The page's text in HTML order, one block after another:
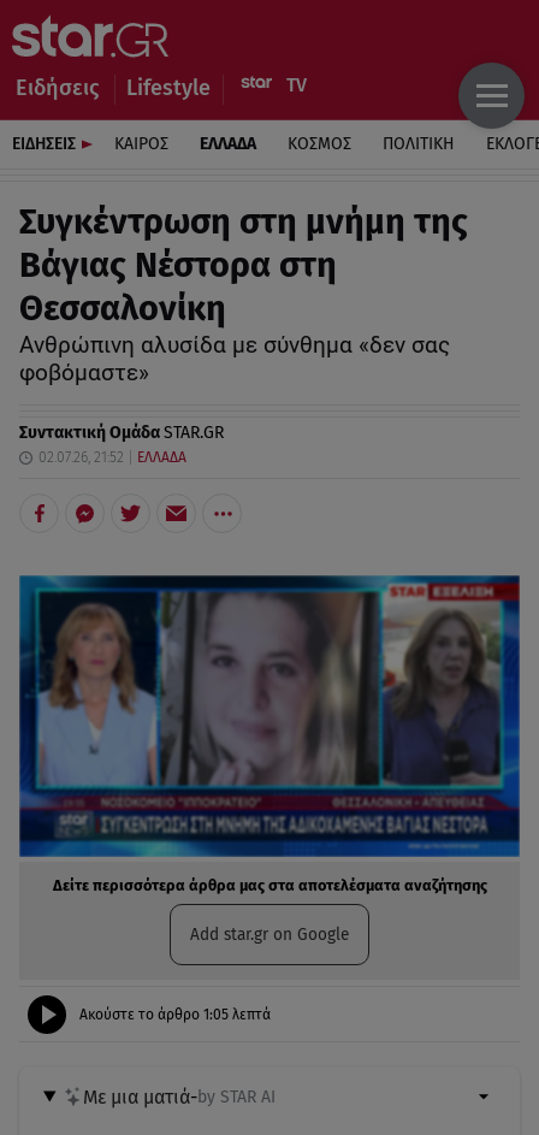
Ειδήσεις Lifestyle
ΕΙΔΗΣΕΙΣ ΚΑΙΡΟΣ ΕΛΛΑΔΑ ΚΟΣΜΟΣ ΠΟΛΙΤΙΚΗ
Συγκέντρωση στη μνήμη της
Βάγιας Νέστορα στη
Θεσσαλονίκη
Ανθρώπινη αλυσίδα με σύνθημα «δεν σας
φοβόμαστε»
Συντακτική ΟμάδαSTAR.GR
02.07.26, 21:52 ΕΛΛΑΔΑ
Δείτε περισσότερα άρθρα μας στα αποτελέσματα αναζήτησης
Add star.gr on Google
Ακούστε το άρθρο 1:05 λεπτά
Με μια ματιά-by STAR AI